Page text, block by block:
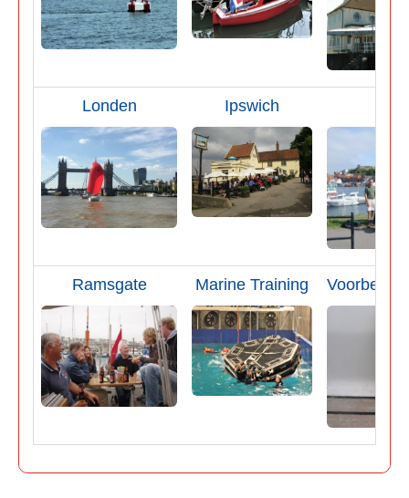
Londen Ipswich
Ramsgate Marine Training